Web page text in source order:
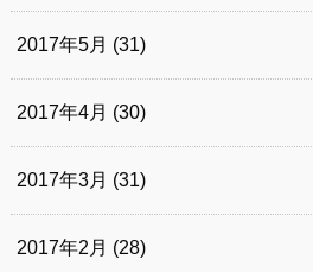
2017年5月 (31)
2017年4月 (30)
2017年3月 (31)
2017年2月 (28)